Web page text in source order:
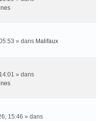
» dans Malifaux
» dans
15:46 » dans